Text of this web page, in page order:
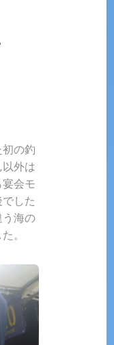
の釣
外は
会モ
した
海の
。